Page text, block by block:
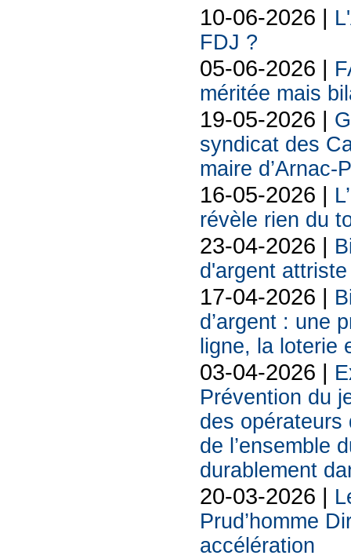
10-06-2026 |
FDJ ?
05-06-2026 |
méritée mais
19-05-2026 |
syndicat des
maire d’Arnac-
16-05-2026 |
révèle rien du
23-04-2026 |
d'argent
17-04-2026 |
d’argent : une
ligne, la loterie
03-04-2026 |
Prévention du
des opérateurs
de l’ensemble
durablement
20-03-2026 |
Prud’homme
accélération